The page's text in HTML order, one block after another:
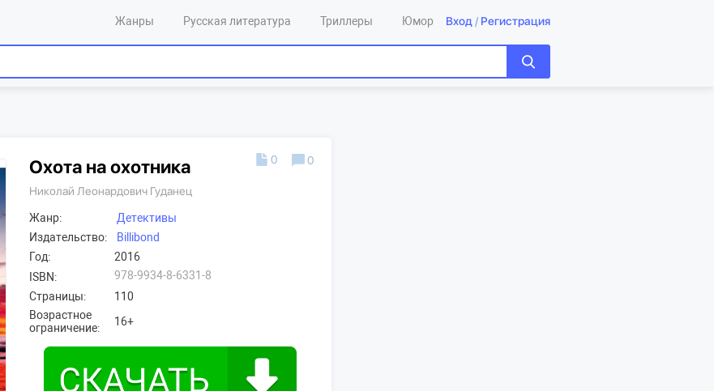
Жанры Русская литература Триллеры Юмор Вход / Регистрация
Охота на охотника
Николай Леонардович Гуданец
Жанр:
Детективы
Издательство:
Billibond
Год:
2016
ISBN:
978-9934-8-6331-8
Страницы:
110
Возрастное
ограничение:
16+
0 0